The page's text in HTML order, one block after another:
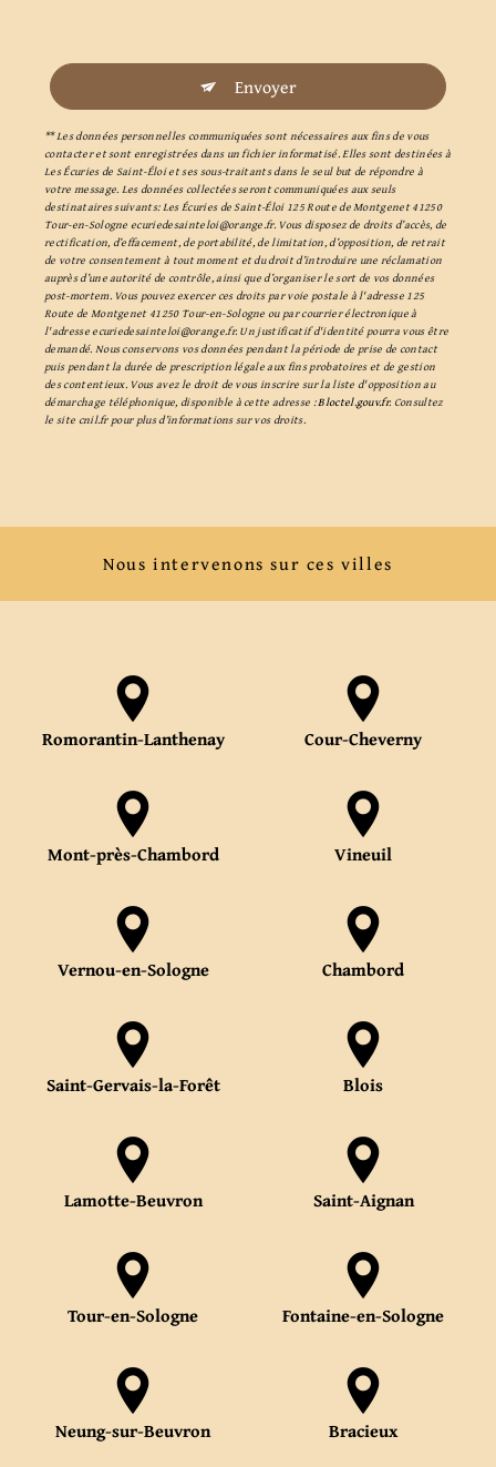
Envoyer
** Les données personnelles communiquées sont nécessaires aux fins de vous
contacter et sont enregistrées dans un fichier informatisé. Elles sont destinées à
Les Écuries de Saint-Éloi et ses sous-traitants dans le seul but de répondre à
votre message. Les données collectées seront communiquées aux seuls
destinataires suivants: Les Écuries de Saint-Éloi 125 Route de Montgenet 41250
Tour-en-Sologne ecuriedesainteloi@orange.fr. Vous disposez de droits d’accès, de
rectification, d’effacement, de portabilité, de limitation, d’opposition, de retrait
de votre consentement à tout moment et du droit d’introduire une réclamation
auprès d’une autorité de contrôle, ainsi que d’organiser le sort de vos données
post-mortem. Vous pouvez exercer ces droits par voie postale à l'adresse 125
Route de Montgenet 41250 Tour-en-Sologne ou par courrier électronique à
l'adresse ecuriedesainteloi@orange.fr. Un justificatif d'identité pourra vous être
demandé. Nous conservons vos données pendant la période de prise de contact
puis pendant la durée de prescription légale aux fins probatoires et de gestion
des contentieux. Vous avez le droit de vous inscrire sur la liste d'opposition au
démarchage téléphonique, disponible à cette adresse :Bloctel.gouv.fr. Consultez
le site cnil.fr pour plus d’informations sur vos droits.
Nous intervenons sur ces villes
Romorantin-Lanthenay Cour-Cheverny
Mont-près-Chambord Vineuil
Vernou-en-Sologne Chambord
Saint-Gervais-la-Forêt Blois
Lamotte-Beuvron Saint-Aignan
Tour-en-Sologne Fontaine-en-Sologne
Neung-sur-Beuvron Bracieux